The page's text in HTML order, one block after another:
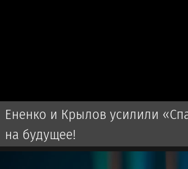
Ененко и Крылов усилили
на будущее!